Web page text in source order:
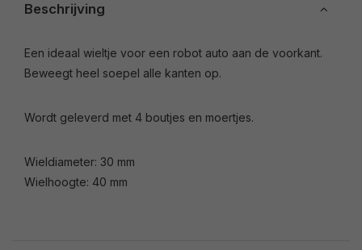
Beschrijving
Een ideaal wieltje voor een robot auto aan de voorkant.
Beweegt heel soepel alle kanten op.
Wordt geleverd met 4 boutjes en moertjes.
Wieldiameter: 30 mm
Wielhoogte: 40 mm